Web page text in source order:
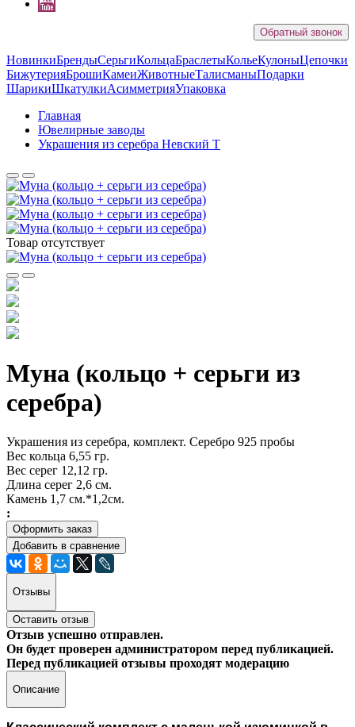
Обратный звонок
НовинкиБрендыСерьгиКольцаБраслетыКольеКулоныЦепочки
БижутерияБрошиКамеиЖивотныеТалисманыПодарки
ШарикиШкатулкиАсимметрияУпаковка
Главная
Ювелирные заводы
Украшения из серебра Невский Т
Товар отсутствует
Муна (кольцо + серьги из
серебра)
Украшения из серебра, комплект. Серебро 925 пробы
Вес кольца 6,55 гр.
Вес серег 12,12 гр.
Длина серег 2,6 см.
Камень 1,7 см.*1,2см.
:
Оформить заказ
Добавить в сравнение
Отзывы
Оставить отзыв
Отзыв успешно отправлен.
Он будет проверен администратором перед публикацией.
Перед публикацией отзывы проходят модерацию
Описание